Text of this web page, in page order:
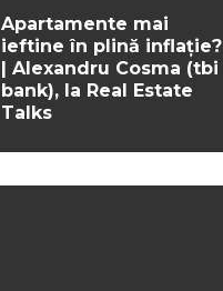
Apartamente mai
ieftine în plină inflație?
| Alexandru Cosma (tbi
bank), la Real Estate
Talks